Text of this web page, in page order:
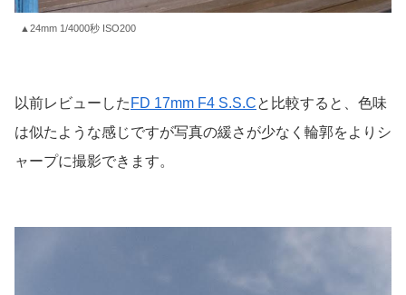
▲24mm 1/4000秒 ISO200
以前レビューした FD 17mm F4 S.S.Cと比較すると、色味
は似たような感じですが写真の緩さが少なく輪郭をよりシ
ャープに撮影できます。